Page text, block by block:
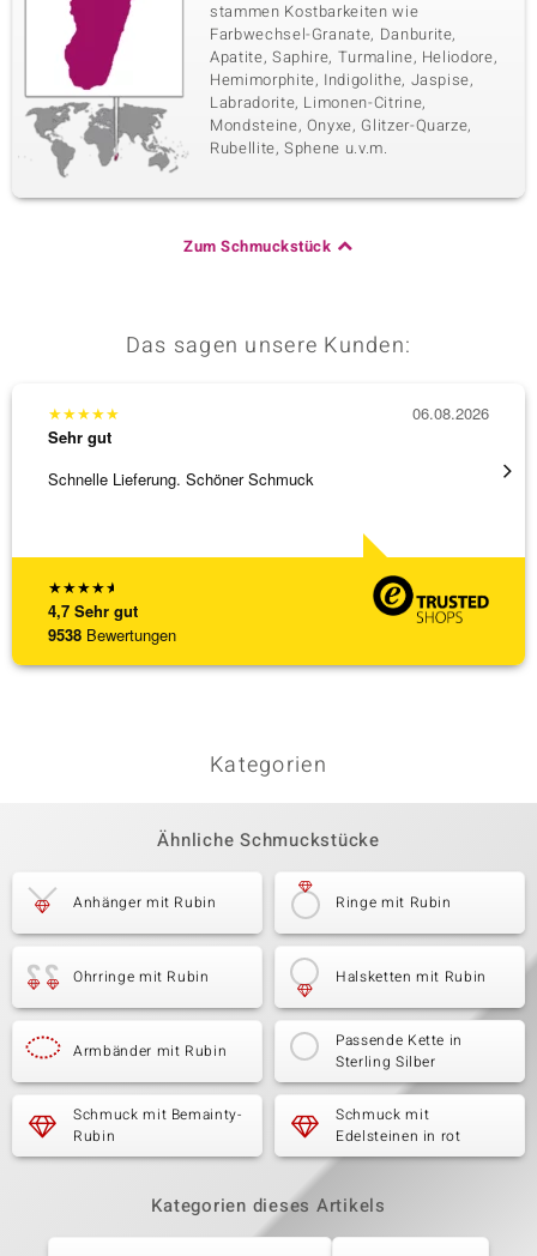
stammen Kostbarkeiten wie
Farbwechsel-Granate, Danburite,
Apatite, Saphire, Turmaline, Heliodore,
Hemimorphite, Indigolithe, Jaspise,
Labradorite, Limonen-Citrine,
Mondsteine, Onyxe, Glitzer-Quarze,
Rubellite, Sphene u.v.m.
Zum Schmuckstück
Das sagen unsere Kunden:
★★★★★
4,7 Sehr gut
9538 Bewertungen
★★★★★
Sehr gut
Schnelle Lieferung. Schöner Schmuck
06.08.2026
Kategorien
Ähnliche Schmuckstücke
Anhänger mit Rubin Ringe mit Rubin
Ohrringe mit Rubin Halsketten mit Rubin
Armbänder mit Rubin
Passende Kette in
Sterling Silber
Schmuck mit Bemainty-
Rubin
Schmuck mit
Edelsteinen in rot
Kategorien dieses Artikels